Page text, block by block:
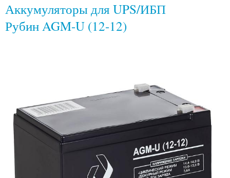
Аккумуляторы для UPS/ИБП
Рубин AGM-U (12-12)